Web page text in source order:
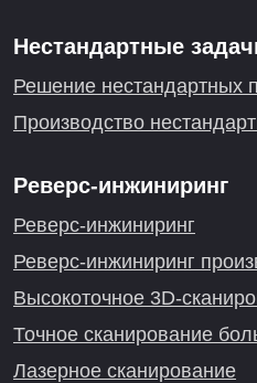
Нестандартные
Решение нестандартных
Производство
Реверс-инжиниринг
Реверс-инжиниринг
Реверс-инжиниринг
Высокоточное 3D-
Точное сканирование
Лазерное сканирование